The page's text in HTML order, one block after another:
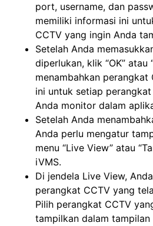
port, username, dan
memiliki informasi ini
CCTV yang ingin Anda
Setelah Anda
diperlukan, klik “OK” atau
menambahkan perangkat
ini untuk setiap
Anda monitor dalam
Setelah Anda
Anda perlu mengatur
menu “Live View” atau
iVMS.
Di jendela Live View,
perangkat CCTV yang
Pilih perangkat CCTV
tampilkan dalam tampilan